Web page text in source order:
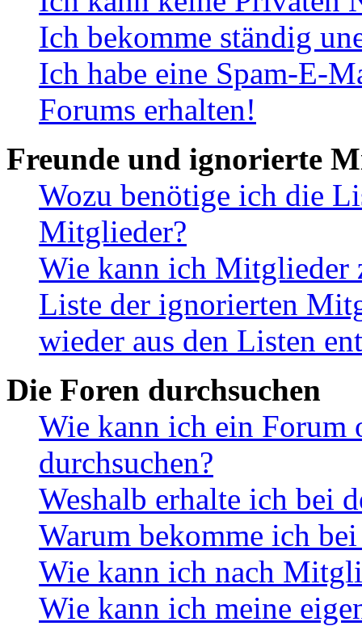
Ich bekomme ständig
Ich habe eine Spam-E-
Forums erhalten!
Freunde und ignorierte
Wozu benötige ich die
Mitglieder?
Wie kann ich Mitglieder
Liste der ignorierten
wieder aus den Listen
Die Foren durchsuchen
Wie kann ich ein Forum
durchsuchen?
Weshalb erhalte ich bei
Warum bekomme ich
Wie kann ich nach
Wie kann ich meine